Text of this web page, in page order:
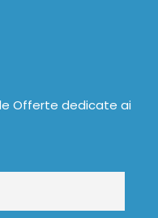
Offerte dedicate ai